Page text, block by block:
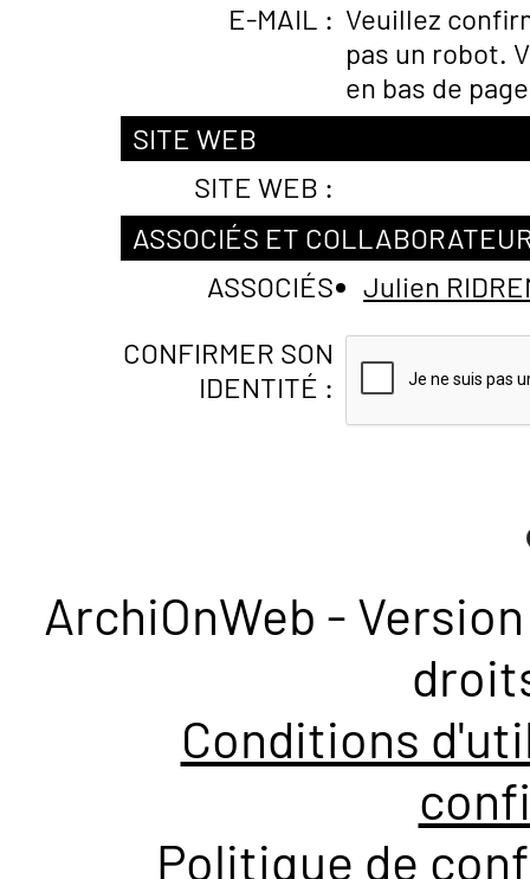
E-MAIL : Veuillez
pas un robot.
en bas de
SITE WEB
SITE WEB :
ASSOCIÉS ET
ASSOCIÉS
Julien
CONFIRMER SON
IDENTITÉ :
ArchiOnWeb -
Conditions
Politique de